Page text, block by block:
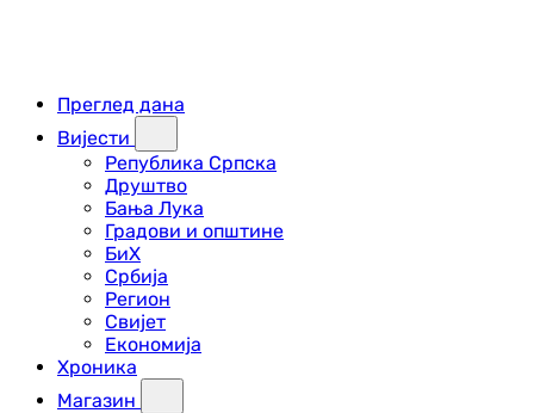
Преглед дана
Вијести
Република Српска
Друштво
Бања Лука
Градови и општине
БиХ
Србија
Регион
Свијет
Економија
Хроника
Магазин